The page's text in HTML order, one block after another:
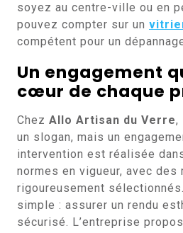
soyez au centre-ville ou en
pouvez compter sur un
compétent pour un
Un engagement
cœur de chaque
Chez Allo Artisan du Verre,
un slogan, mais un
intervention est réalisée
normes en vigueur, avec des
rigoureusement
simple : assurer un rendu
sécurisé. L’entreprise